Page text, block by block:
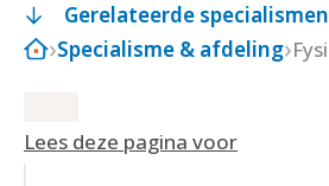
Gerelateerde specialismen
Specialisme & afdeling
Lees deze pagina voor